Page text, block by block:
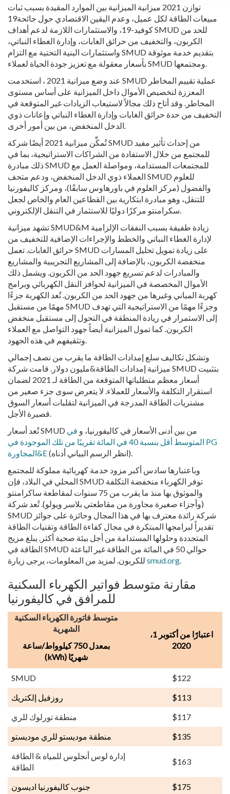
توازن 2021 ميزانية الميزانية بين الموارد المقيدة بسبب ثبات
مبيعات الطاقة لكل عميل، وعدم اليقين الاقتصادي حول جائحة19
كوفيد-19، والاستثمارات اللازمة لدعم أهداف SMUD للحد من
الكربون، والتخفيف من حرائق الغابات، وإدارة الغطاء النباتي،
واستثمارات البنية التحتية مع التزام SMUD بتقديم خدمة موثوقة
بأسعار معقولة مع تعزيز جودة الحياة لعملاء SMUD ومجتمعها.
عند وضع ميزانية 2021 ، استخدمت SMUD عملية تقييم المخاطر
المعززة لتخصيص الأموال داخل الميزانية على أساس مستوى
المخاطر. وقد أتاح ذلك مجالاً لاستيعاب الزيادات غير المتوقعة في
التخفيف من حدة حرائق الغابات وإدارة الغطاء النباتي وإعانات ذوي
الدخل المنخفض، من بين أمور أخرى.
تُمكِّن ميزانية 2021 أيضًا شركة SMUD من إحداث تأثير مفيد
للمجتمع من خلال الاستفادة من الشراكات الاستراتيجية، بما في
ذلك مبادرة SMUD للمجتمعات المستدامة، ومواصلة العمل مع
العملاء ذوي الدخل المنخفض، ودعم متحف SMUD للعلوم
والفضول (مركز العلوم في باورهاوس سابقًا)، ومركز كاليفورنيا
للتنقل، وهو مبادرة ابتكارية بين القطاعين العام والخاص لجعل
سكرامنتو مركزًا دوليًا للاستثمار في التنقل الإلكتروني.
تشهد ميزانية SMUD&M زيادة طفيفة بسبب النفقات الإلزامية
لإدارة الغطاء النباتي والخطط والإجراءات الإضافية للتخفيف من
حرائق الغابات. تعمل SMUD على زيادة تمويل تحليل المسارات
منخفضة الكربون، بالإضافة إلى المشاريع التجريبية والمشاريع
والمبادرات لدعم تسريع جهود الحد من الكربون. ويشمل ذلك
الأموال المخصصة في الميزانية لحوافز النقل الكهربائي وبرامج
كهربة المباني وغيرها من جهود الحد من الكربون. تُعد الكهربة جزءًا
مهمًا من مستقبل SMUD وجزءًا مهمًا من الاستراتيجية التي تهدف
إلى الاستمرار في ريادة المنطقة في التحول إلى مستقبل منخفض
الكربون. كما تمول الميزانية أيضاً جهود التواصل مع العملاء
وتثقيفهم في هذه الجهود.
وتشكل تكاليف سلع إمدادات الطاقة ما يقرب من نصف إجمالي
ميزانية إمدادات الطاقة&مليون دولار. قامت شركة SMUD بتثبيت
أسعار معظم متطلباتها المتوقعة من الطاقة لـ 2021 لضمان
استقرار التكلفة والأسعار للعملاء. لا يتعرض سوى جزء صغير من
مشتريات الطاقة المدرجة في الميزانية لتقلبات أسعار السوق
قصيرة الأجل.
تُعد أسعار SMUD من بين أدنى الأسعار في كاليفورنيا، و في
المتوسط أقل بنسبة 40 في المائة تقريبًا من تلك الموجودة في PG
المجاورة&E
(انظر الرسم البياني أدناه).
وباعتبارها سادس أكبر مزود خدمة كهربائية مملوكة للمجتمع
المحلي في البلاد، فإن SMUD توفر الكهرباء منخفضة التكلفة
والموثوق بها منذ ما يقرب من 75 سنوات لمقاطعة ساكرامنتو
(وأجزاء صغيرة مجاورة من مقاطعتي بلاسر ويولو). تُعد شركة
SMUD شركة رائدة معترف بها في هذا المجال وحائزة على جوائز
تقديراً لبرامجها المبتكرة في مجال كفاءة الطاقة وتقنيات الطاقة
المتجددة وحلولها المستدامة من أجل بيئة صحية أكثر. يبلغ مزيج
الطاقة في SMUD حوالي 50 في المائة من الطاقة غير الباعثة
smud.org.
مقارنة متوسط فواتير الكهرباء السكنية
للمرافق في كاليفورنيا
متوسط فاتورة الكهرباء السكنية
الشهرية
بمعدل 750 كيلوواط/ساعة
(kWh) شهريًا
اعتبارًا من أكتوبر 1،
2020
SMUD
$122
روزفيل إلكتريك
$113
منطقة تورلوك للري
$117
منطقة موديستو للري موديستو
$135
إدارة لوس أنجلوس للمياه & الطاقة
الطاقة
$163
جنوب كاليفورنيا اديسون
$175